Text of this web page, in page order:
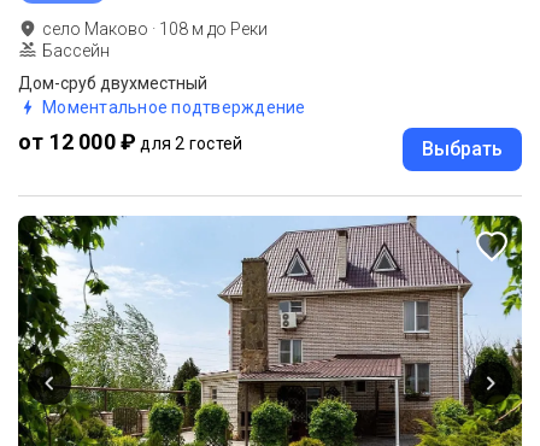
село Маково · 108 м до Реки
Бассейн
Дом-сруб двухместный
Моментальное подтверждение
от 12 000 ₽ для 2 гостей Выбрать